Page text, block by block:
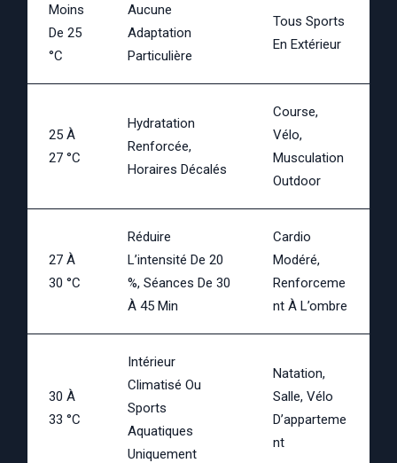
Moins
De 25
°C
Aucune
Adaptation
Particulière
Tous Sports
En Extérieur
25 À
27 °C
Hydratation
Renforcée,
Horaires Décalés
Course,
Vélo,
Musculation
Outdoor
27 À
30 °C
Réduire
L’intensité De 20
%, Séances De 30
À 45 Min
Cardio
Modéré,
Renforceme
Nt À L’ombre
30 À
33 °C
Intérieur
Climatisé Ou
Sports
Aquatiques
Uniquement
Natation,
Salle, Vélo
D’apparteme
Nt